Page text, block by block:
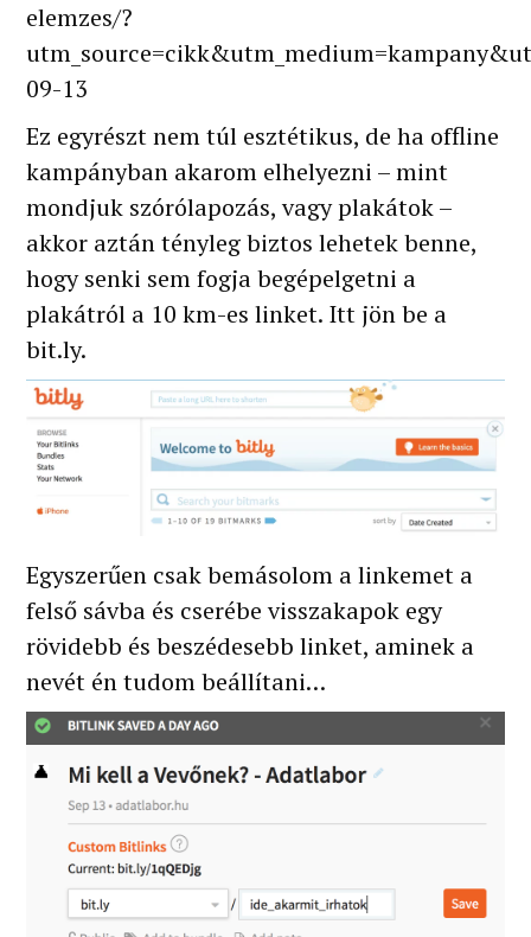
elemzes/?
09-13
Ez egyrészt nem túl esztétikus, de ha offline
kampányban akarom elhelyezni – mint
mondjuk szórólapozás, vagy plakátok –
akkor aztán tényleg biztos lehetek benne,
hogy senki sem fogja begépelgetni a
plakátról a 10 km-es linket. Itt jön be a
bit.ly.
Egyszerűen csak bemásolom a linkemet a
felső sávba és cserébe visszakapok egy
rövidebb és beszédesebb linket, aminek a
nevét én tudom beállítani…